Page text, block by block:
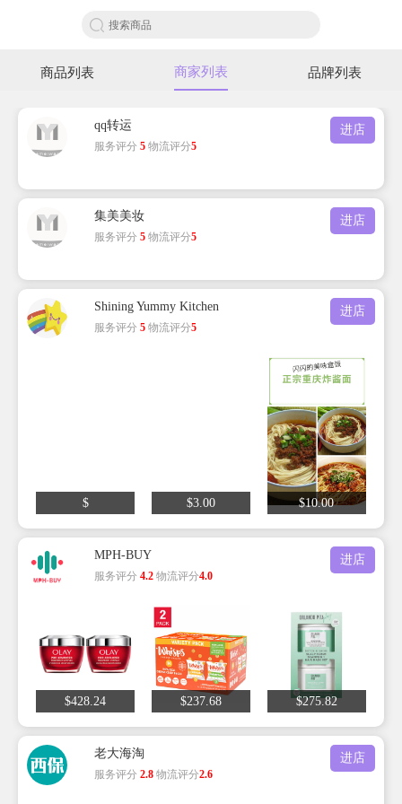
商品列表 商家列表 品牌列表
qq转运
服务评分5 物流评分5
进店
集美美妆
服务评分5 物流评分5
进店
Shining Yummy Kitchen
服务评分5 物流评分5
进店
$ $3.00 $10.00
MPH-BUY
服务评分4.2 物流评分4.0
进店
$428.24 $237.68 $275.82
老大海淘
服务评分2.8 物流评分2.6
进店